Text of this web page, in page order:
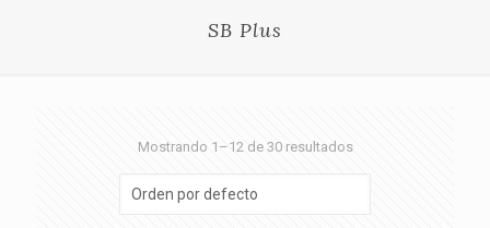
SB Plus
Mostrando 1–12 de 30 resultados